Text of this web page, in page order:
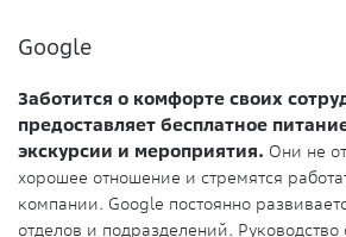
Google
Заботится о комфорте своих
предоставляет бесплатное
экскурсии и мероприятия. Они не
хорошее отношение и стремятся
компании. Google постоянно
отделов и подразделений. Руководство